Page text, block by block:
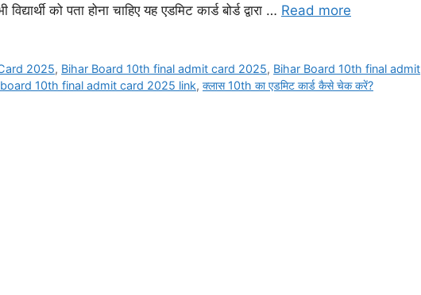
को पता होना चाहिए यह एडमिट कार्ड बोर्ड द्वारा … Read more
2025, Bihar Board 10th final admit card 2025, Bihar Board 10th final admit
10th final admit card 2025 link, क्लास 10th का एडमिट कार्ड कैसे चेक करें?